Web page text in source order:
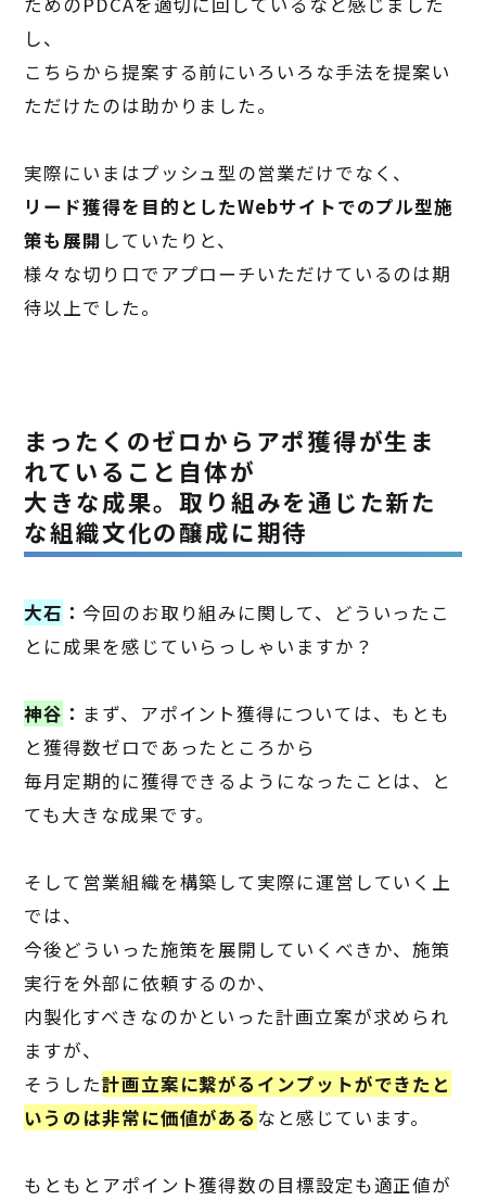
し、
こちらから提案する前にいろいろな手法を提案い
ただけたのは助かりました。
実際にいまはプッシュ型の営業だけでなく、
リード獲得を目的としたWebサイトでのプル型施
策も展開 していたりと、
様々な切り口でアプローチいただけているのは期
待以上でした。
まったくのゼロからアポ獲得が生ま
れていること自体が
大きな成果。取り組みを通じた新た
な組織文化の醸成に期待
大石 ：今回のお取り組みに関して、どういったこ
とに成果を感じていらっしゃいますか？
神谷 ： まず、アポイント獲得については、もとも
と獲得数ゼロであったところから
毎月定期的に獲得できるようになったことは、と
ても大きな成果です。
そして営業組織を構築して実際に運営していく上
では、
今後どういった施策を展開していくべきか、施策
実行を外部に依頼するのか、
内製化すべきなのかといった計画立案が求められ
ますが、
そうした計画立案に繋がるインプットができたと
いうのは非常に価値がある なと感じています。
もともとアポイント獲得数の目標設定も適正値が